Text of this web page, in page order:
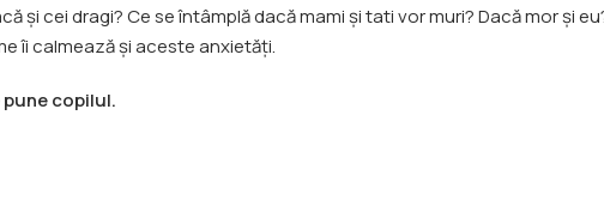
și cei dragi? Ce se întâmplă dacă mami și tati vor muri? Dacă mor și
îi calmează și aceste anxietăți.
copilul.